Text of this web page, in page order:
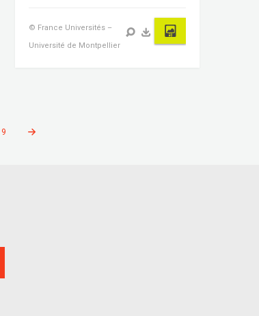
© France Universités –
Université de Montpellier
9